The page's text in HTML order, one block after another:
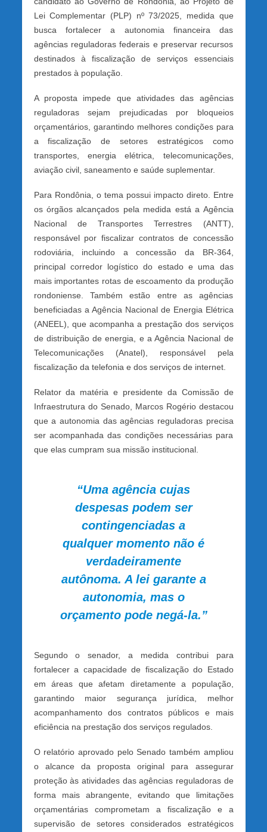
Lei Complementar (PLP) nº 73/2025, medida que
busca fortalecer a autonomia financeira das
agências reguladoras federais e preservar recursos
destinados à fiscalização de serviços essenciais
prestados à população.
A proposta impede que atividades das agências
reguladoras sejam prejudicadas por bloqueios
orçamentários, garantindo melhores condições para
a fiscalização de setores estratégicos como
transportes, energia elétrica, telecomunicações,
aviação civil, saneamento e saúde suplementar.
Para Rondônia, o tema possui impacto direto. Entre
os órgãos alcançados pela medida está a Agência
Nacional de Transportes Terrestres (ANTT),
responsável por fiscalizar contratos de concessão
rodoviária, incluindo a concessão da BR-364,
principal corredor logístico do estado e uma das
mais importantes rotas de escoamento da produção
rondoniense. Também estão entre as agências
beneficiadas a Agência Nacional de Energia Elétrica
(ANEEL), que acompanha a prestação dos serviços
de distribuição de energia, e a Agência Nacional de
Telecomunicações (Anatel), responsável pela
fiscalização da telefonia e dos serviços de internet.
Relator da matéria e presidente da Comissão de
Infraestrutura do Senado, Marcos Rogério destacou
que a autonomia das agências reguladoras precisa
ser acompanhada das condições necessárias para
que elas cumpram sua missão institucional.
“Uma agência cujas
despesas podem ser
contingenciadas a
qualquer momento não é
verdadeiramente
autônoma. A lei garante a
autonomia, mas o
orçamento pode negá-la.”
Segundo o senador, a medida contribui para
fortalecer a capacidade de fiscalização do Estado
em áreas que afetam diretamente a população,
garantindo maior segurança jurídica, melhor
acompanhamento dos contratos públicos e mais
eficiência na prestação dos serviços regulados.
O relatório aprovado pelo Senado também ampliou
o alcance da proposta original para assegurar
proteção às atividades das agências reguladoras de
forma mais abrangente, evitando que limitações
orçamentárias comprometam a fiscalização e a
supervisão de setores considerados estratégicos